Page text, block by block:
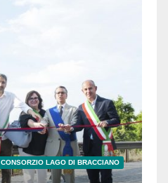
CONSORZIO LAGO DI BRACCIANO